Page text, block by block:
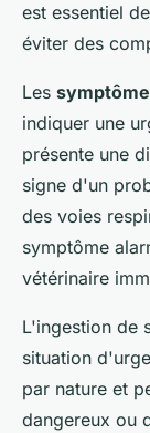
est essentiel
éviter des
Les
indiquer une
présente une
signe d'un
des voies
symptôme
vétérinaire
L'ingestion de
situation
par nature et
dangereux ou